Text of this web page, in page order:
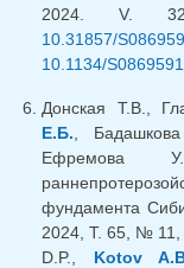
2024. V.
10.31857/
10.1134/
Донская Т.В.,
Е.Б. ,
Ефремова
фундамента
2024, Т. 65, № 11,
D.P., Kotov